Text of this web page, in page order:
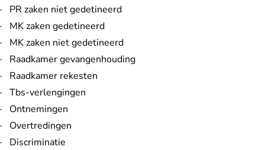
PR zaken niet gedetineerd
MK zaken gedetineerd
MK zaken niet gedetineerd
Raadkamer gevangenhouding
Raadkamer rekesten
Tbs-verlengingen
Ontnemingen
Overtredingen
Discriminatie